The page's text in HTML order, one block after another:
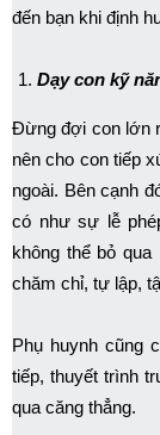
đến bạn khi định
Dạy con kỹ
Đừng đợi con lớn
nên cho con tiếp
ngoài. Bên cạnh
có như sự lễ
không thể bỏ
chăm chỉ, tự lập,
Phụ huynh cũng
tiếp, thuyết trình
qua căng thẳng.